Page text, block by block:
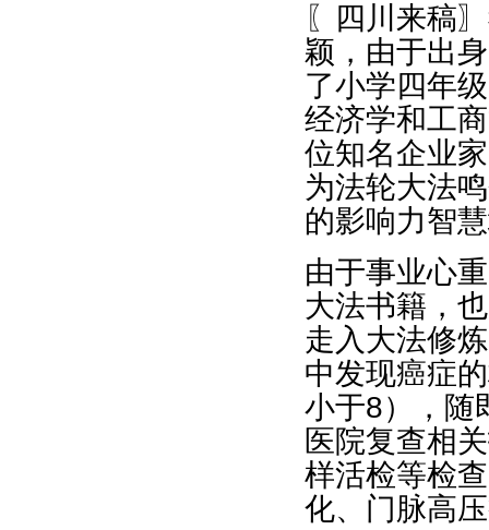
〖四川来稿
颖，由于出
了小学四年
经济学和工
位知名企业
为法轮大法
的影响力智
由于事业心
大法书籍，
走入大法修
中发现癌症
小于8），
医院复查相
样活检等检
化、门脉高